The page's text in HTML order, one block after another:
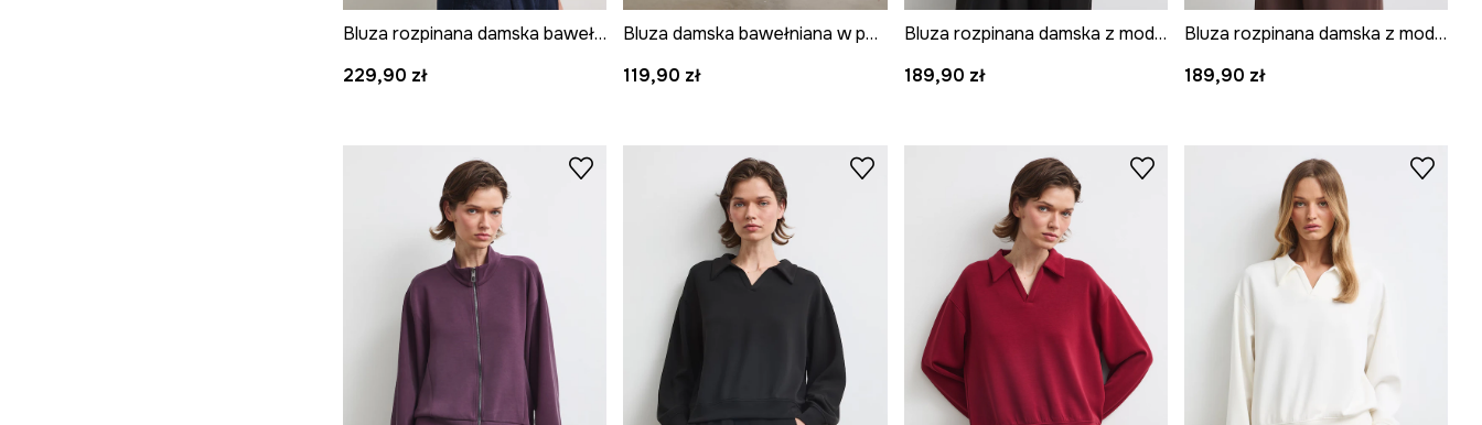
Bluza rozpinana damska bawełniana w kwiaty
229,90 zł
Bluza damska bawełniana w paski
119,90 zł
Bluza rozpinana damska z modalem gładka
189,90 zł
Bluza rozpinana damska z modalem gładka
189,90 zł